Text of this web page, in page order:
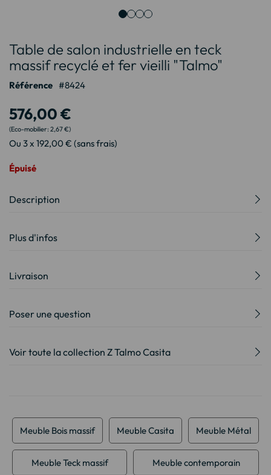
au
début
de
la
d’images
Table de salon industrielle en teck
massif recyclé et fer vieilli "Talmo"
Référence 8424
576,00 €
2,67 €
Ou 3 x 192,00 € (sans frais)
Épuisé
Description
Plus d'infos
Livraison
Poser une question
Voir toute la collection Z Talmo Casita
Meuble Bois massif Meuble Casita Meuble Métal
Meuble Teck massif Meuble contemporain